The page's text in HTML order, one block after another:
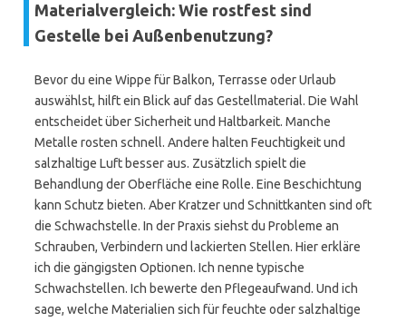
Materialvergleich: Wie rostfest sind
Gestelle bei Außenbenutzung?
Bevor du eine Wippe für Balkon, Terrasse oder Urlaub
auswählst, hilft ein Blick auf das Gestellmaterial. Die Wahl
entscheidet über Sicherheit und Haltbarkeit. Manche
Metalle rosten schnell. Andere halten Feuchtigkeit und
salzhaltige Luft besser aus. Zusätzlich spielt die
Behandlung der Oberfläche eine Rolle. Eine Beschichtung
kann Schutz bieten. Aber Kratzer und Schnittkanten sind oft
die Schwachstelle. In der Praxis siehst du Probleme an
Schrauben, Verbindern und lackierten Stellen. Hier erkläre
ich die gängigsten Optionen. Ich nenne typische
Schwachstellen. Ich bewerte den Pflegeaufwand. Und ich
sage, welche Materialien sich für feuchte oder salzhaltige